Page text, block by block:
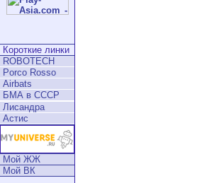
Короткие линки
ROBOTECH
Porco Rosso
Airbats
БМА в СССР
Лисандра
Астис
Мой ЖЖ
Мой ВК